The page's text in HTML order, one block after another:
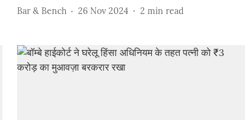
Bar & Bench 26 Nov 2024 2 min read